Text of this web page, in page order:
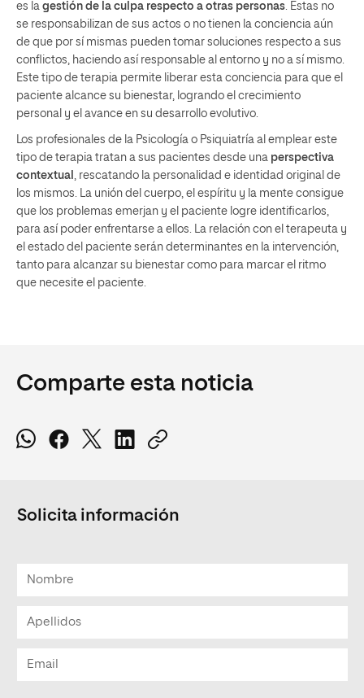
es la gestión de la culpa respecto a otras personas. Estas no
se responsabilizan de sus actos o no tienen la conciencia aún
de que por sí mismas pueden tomar soluciones respecto a sus
conflictos, haciendo así responsable al entorno y no a sí mismo.
Este tipo de terapia permite liberar esta conciencia para que el
paciente alcance su bienestar, logrando el crecimiento
personal y el avance en su desarrollo evolutivo.
Los profesionales de la Psicología o Psiquiatría al emplear este
tipo de terapia tratan a sus pacientes desde una perspectiva
contextual , rescatando la personalidad e identidad original de
los mismos. La unión del cuerpo, el espíritu y la mente consigue
que los problemas emerjan y el paciente logre identificarlos,
para así poder enfrentarse a ellos. La relación con el terapeuta y
el estado del paciente serán determinantes en la intervención,
tanto para alcanzar su bienestar como para marcar el ritmo
que necesite el paciente.
Comparte esta noticia
Solicita información